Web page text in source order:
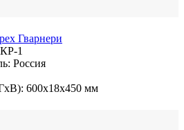
Гварнери
1
Россия
600x18x450 мм